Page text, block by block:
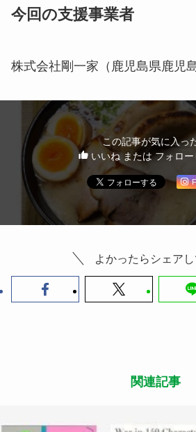
今回の支援事業者
株式会社剛一家（鹿児島県鹿児
この記事が気に入っ
いいね または フォロー
よかったらシェア
関連記事